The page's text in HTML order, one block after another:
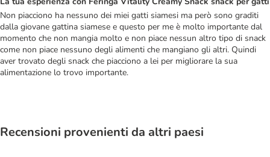
Non piacciono ha nessuno dei miei gatti siamesi ma però sono graditi
dalla giovane gattina siamese e questo per me è molto importante dal
momento che non mangia molto e non piace nessun altro tipo di snack
come non piace nessuno degli alimenti che mangiano gli altri. Quindi
aver trovato degli snack che piacciono a lei per migliorare la sua
alimentazione lo trovo importante.
Recensioni provenienti da altri paesi